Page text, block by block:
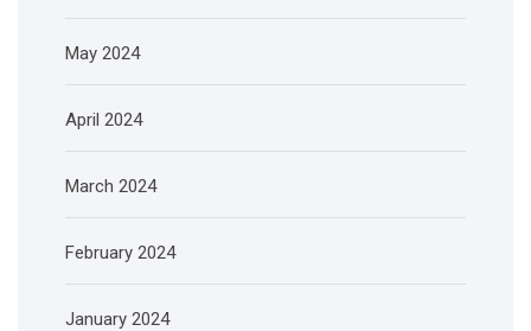
May 2024
April 2024
March 2024
February 2024
January 2024